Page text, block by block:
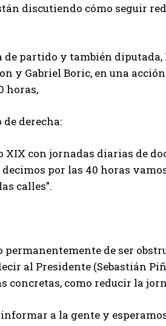
discutiendo cómo seguir
partido y también diputada,
y Gabriel Boric, en una
horas,
derecha:
con jornadas diarias de
por las 40 horas
calles”.
permanentemente de ser
al Presidente (Sebastián
concretas, como reducir la
a la gente y